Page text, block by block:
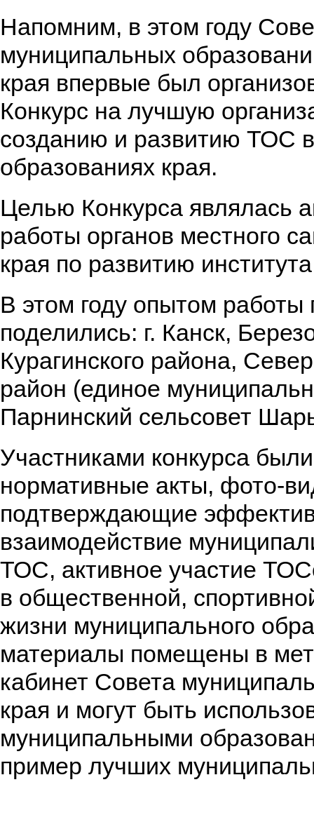
Напомним, в этом году
муниципальных
края впервые был
Конкурс на лучшую
созданию и развитию ТОС
образованиях края.
Целью Конкурса являлась
работы органов местного
края по развитию
В этом году опытом
поделились: г. Канск,
Курагинского района,
район (единое
Парнинский сельсовет
Участниками конкурса
нормативные акты, фото-
подтверждающие
взаимодействие
ТОС, активное участие
в общественной,
жизни муниципального
материалы помещены в
кабинет Совета
края и могут быть
муниципальными
пример лучших